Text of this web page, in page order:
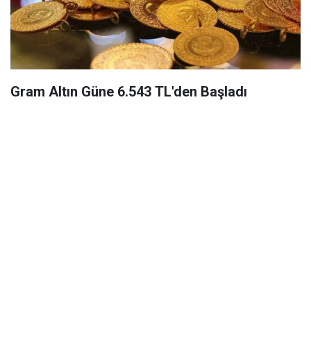
Gram Altın Güne 6.543 TL'den Başladı